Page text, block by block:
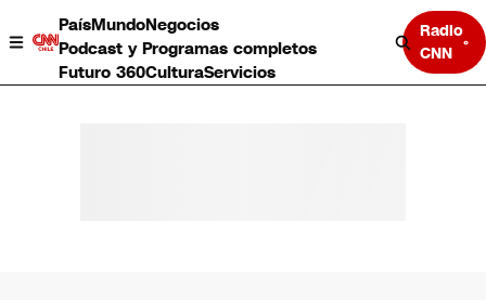
PaísMundoNegocios
Podcast y Programas completos
Futuro 360CulturaServicios
Radio
CNN